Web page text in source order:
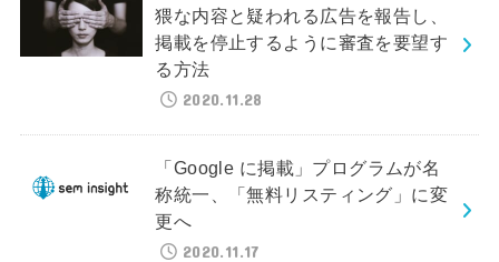
猥な内容と疑われる広告を報告し、
掲載を停止するように審査を要望す
る方法
2020.11.28
「Google に掲載」プログラムが名
称統一、「無料リスティング」に変
更へ
2020.11.17